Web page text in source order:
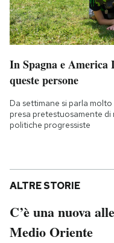
In Spagna e America
queste persone
Da settimane si parla
presa pretestuosamente di
politiche progressiste
ALTRE STORIE
C’è una nuova
Medio Oriente